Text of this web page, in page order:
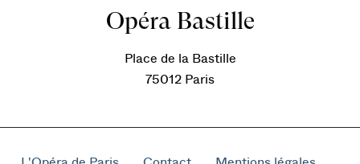
Opéra Bastille
Place de la Bastille
75012 Paris